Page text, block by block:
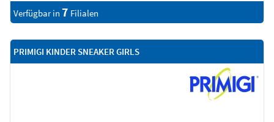
Verfügbar in 7 Filialen
PRIMIGI KINDER SNEAKER GIRLS